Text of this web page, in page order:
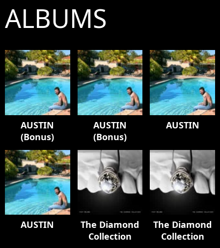
ALBUMS
AUSTIN
(Bonus)
AUSTIN
(Bonus)
AUSTIN
AUSTIN
The Diamond
Collection
The Diamond
Collection